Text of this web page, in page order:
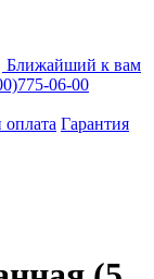
Ближайший к вам
06-00
оплата Гарантия